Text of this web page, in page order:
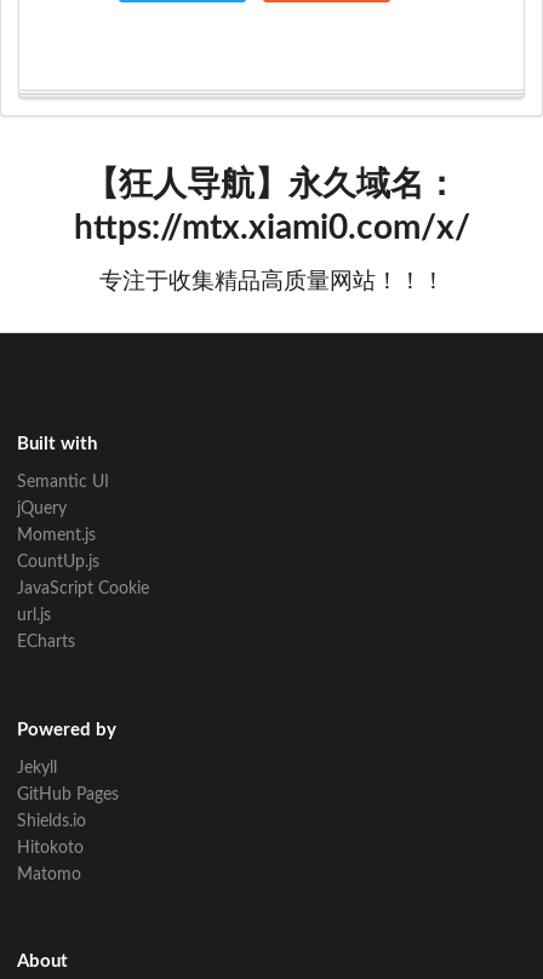
【狂人导航】永久域名：
https://mtx.xiami0.com/x/
专注于收集精品高质量网站！！！
Built with
Semantic UI
jQuery
Moment.js
CountUp.js
JavaScript Cookie
url.js
ECharts
Powered by
Jekyll
GitHub Pages
Shields.io
Hitokoto
Matomo
About